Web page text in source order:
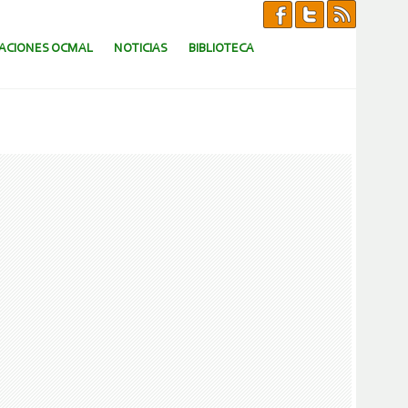
OCMAL NOTICIAS BIBLIOTECA